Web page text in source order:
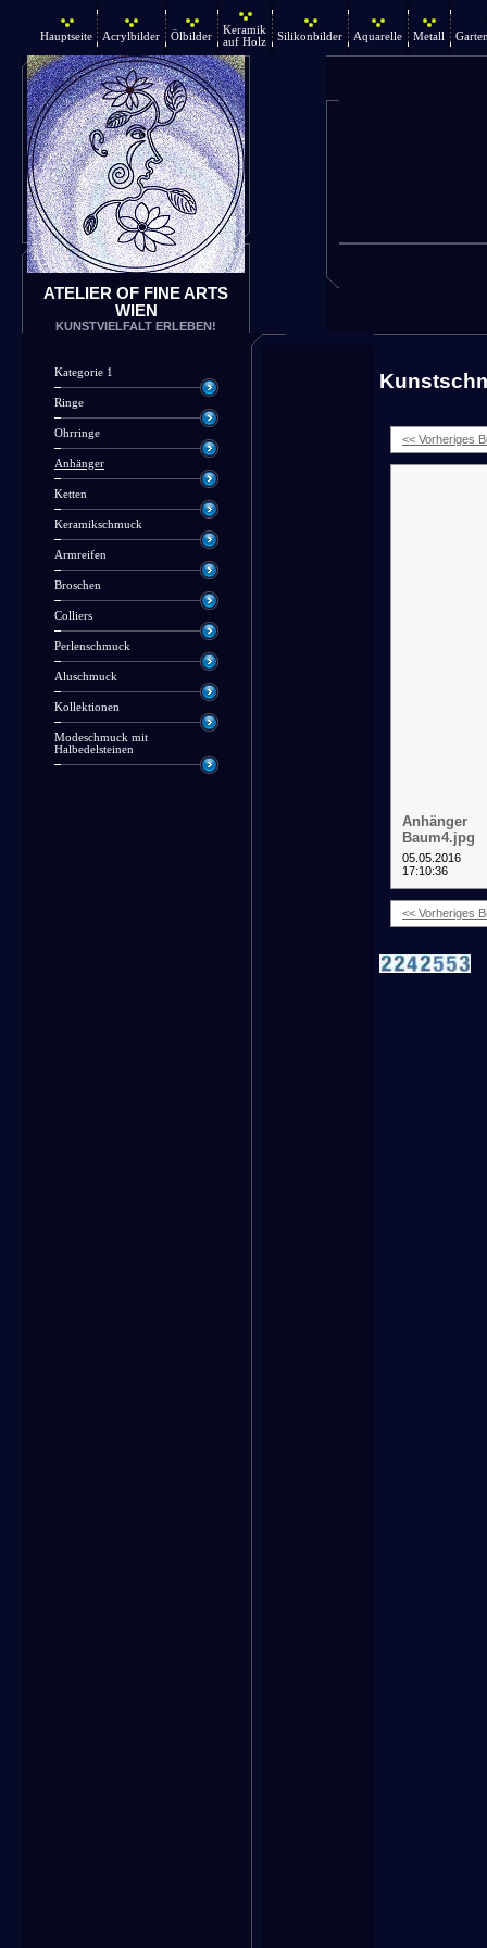
Hauptseite Acrylbilder Ölbilder
Keramik
auf Holz
Silikonbilder Aquarelle Metall
ATELIER OF FINE ARTS
WIEN
KUNSTVIELFALT ERLEBEN!
Kategorie 1
Ringe
Ohrringe
Anhänger
Ketten
Keramikschmuck
Armreifen
Broschen
Colliers
Perlenschmuck
Aluschmuck
Kollektionen
Modeschmuck mit
Halbedelsteinen
<< Vorheriges
Anhänger
Baum4.jpg
05.05.2016
17:10:36
<< Vorheriges